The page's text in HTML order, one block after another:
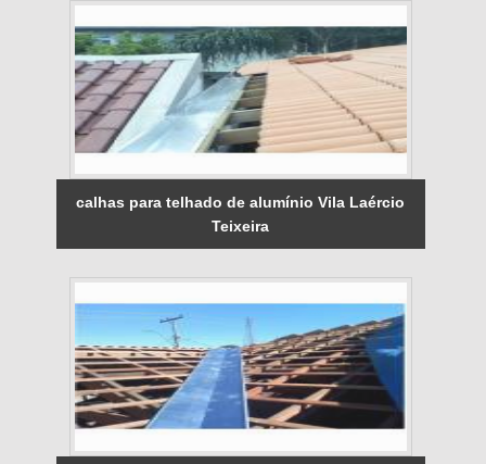
calhas para telhado de alumínio Vila Laércio
Teixeira